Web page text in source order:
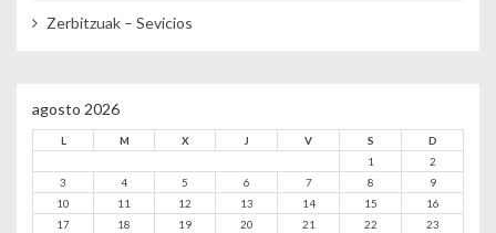
Zerbitzuak – Sevicios
agosto 2026
L M X J V S
D
1
2
3
4 5 6 7 8
9
10
11 12 13 14 15
16
17
18 19 20 21 22 23